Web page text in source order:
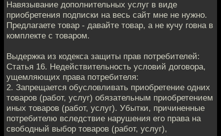
Навязывание дополнительных услуг в виде
приобретения подписки на весь сайт мне не нужно.
Предлагаете товар - давайте товар, а не кучу говна в
комплекте с товаром.
Выдержка из кодекса защиты прав потребителей:
Статья 16. Недействительность условий договора,
ущемляющих права потребителя:
2. Запрещается обусловливать приобретение одних
товаров (работ, услуг) обязательным приобретением
иных товаров (работ, услуг). Убытки, причиненные
потребителю вследствие нарушения его права на
свободный выбор товаров (работ, услуг),